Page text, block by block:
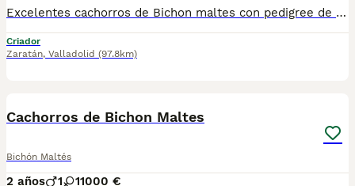
Excelentes cachorros de Bichon maltes con pedigree de excelentes lineas de sangre koreanas americanas, muy pequeñitos, totalmente garantizados
Criador
Zaratán, Valladolid (97.8km)
Cachorros de Bichon Maltes
Bichón Maltés
2 años 1 11000 €